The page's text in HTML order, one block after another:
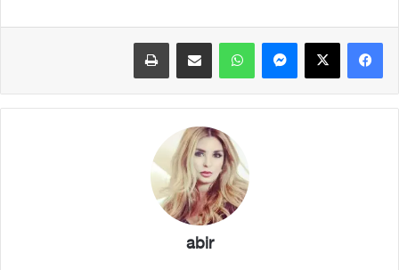
فيسبوك X ماسنجر واتساب مشاركة عبر البريد طباعة
abir